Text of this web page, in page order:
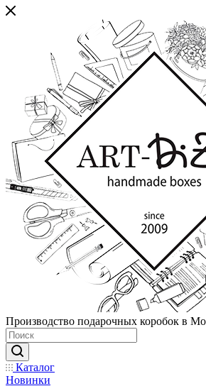
Производство подарочных коробок в
Каталог
Новинки